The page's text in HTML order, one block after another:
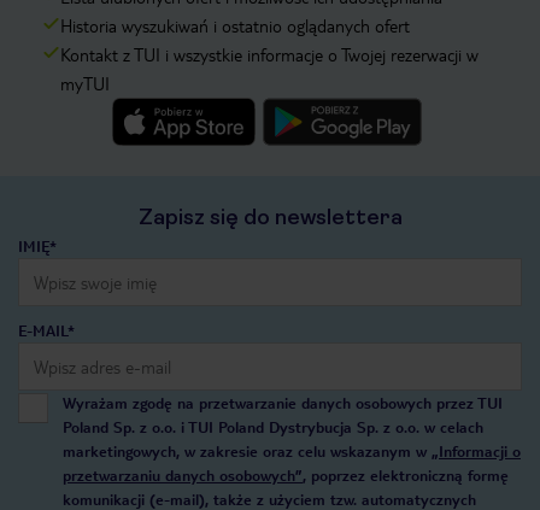
Historia wyszukiwań i ostatnio oglądanych ofert
Kontakt z TUI i wszystkie informacje o Twojej rezerwacji w
myTUI
Zapisz się do newslettera
IMIĘ*
E-MAIL*
Wyrażam zgodę na przetwarzanie danych osobowych przez TUI
Poland Sp. z o.o. i TUI Poland Dystrybucja Sp. z o.o. w celach
marketingowych, w zakresie oraz celu wskazanym w „Informacji o
przetwarzaniu danych osobowych”, poprzez elektroniczną formę
komunikacji (e-mail), także z użyciem tzw. automatycznych